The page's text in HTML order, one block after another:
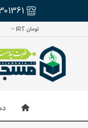
تومان IRT